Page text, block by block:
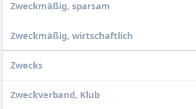
Zweckmäßig, sparsam
Zweckmäßig, wirtschaftlich
Zwecks
Zweckverband, Klub